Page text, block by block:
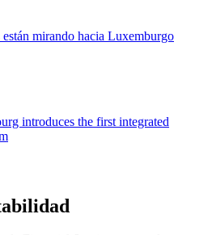
están mirando hacia Luxemburgo
introduces the first integrated